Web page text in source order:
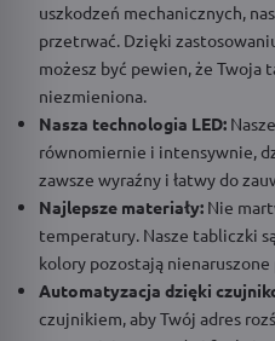
uszkodzeń mechanicznych,
przetrwać. Dzięki
możesz być pewien, że Twoja
niezmieniona.
Nasza technologia LED:
równomiernie i intensywnie,
zawsze wyraźny i łatwy do
Najlepsze materiały: Nie
temperatury. Nasze tabliczki
kolory pozostają nienaruszone
Automatyzacja dzięki
czujnikiem, aby Twój adres